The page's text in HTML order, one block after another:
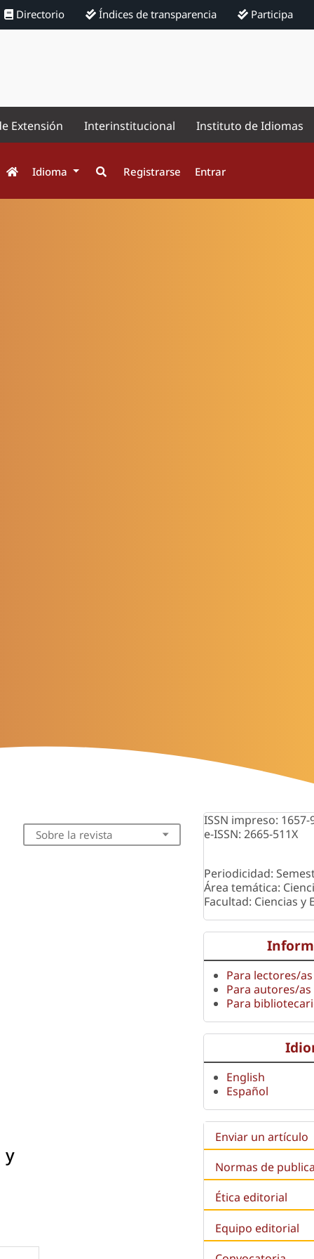
Directorio Índices de transparencia Participa
Extensión Interinstitucional Instituto de Idiomas
Idioma Registrarse Entrar
y
Sobre la revista
ISSN impreso: 1657-
e-ISSN: 2665-511X
Periodicidad:
Área temática:
Facultad: Ciencias y
Para lectores/as
Para autores/as
Para
English
Español
Enviar un artículo
Normas de
Ética editorial
Equipo editorial